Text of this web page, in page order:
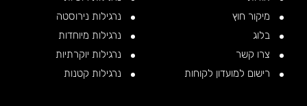
מיקור חוץ
בלוג
צרו קשר
רישום למועדון לקוחות
נרגילות נירוסטה
נרגילות מיוחדות
נרגילות יוקרתיות
נרגילות קטנות